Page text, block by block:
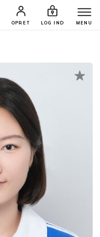
OPRET LOG IND MENU
SØG PROFIL